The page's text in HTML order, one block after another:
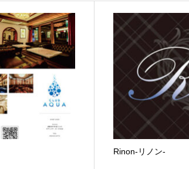
Rinon-リノン-